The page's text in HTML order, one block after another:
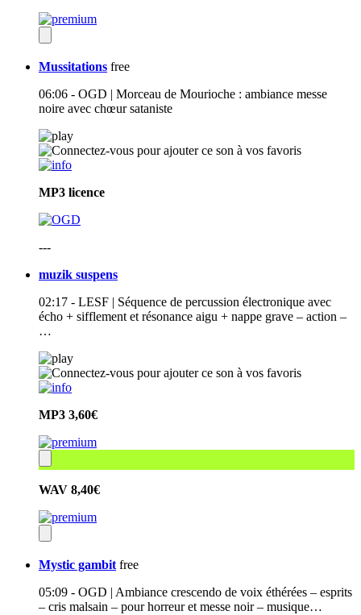
Mussitations free
06:06 - OGD | Morceau de Mourioche : ambiance messe
noire avec chœur sataniste
MP3 licence
---
muzik suspens
02:17 - LESF | Séquence de percussion électronique avec
écho + sifflement et résonance aigu + nappe grave – action –
…
MP3 3,60€
WAV 8,40€
Mystic gambit free
05:09 - OGD | Ambiance crescendo de voix éthérées – esprits
– cris malsain – pour horreur et messe noir – musique…